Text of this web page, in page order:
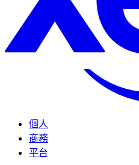
個人
商務
平台